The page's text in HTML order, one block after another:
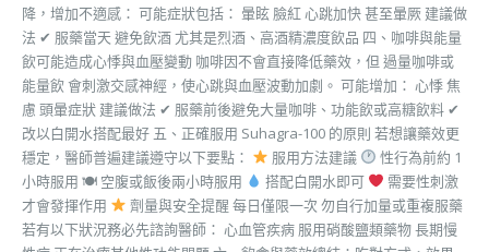
降，增加不適感： 可能症狀包括： 暈眩 臉紅 心跳加快 甚至暈厥 建議做
法 ✔ 服藥當天 避免飲酒 尤其是烈酒、高酒精濃度飲品 四、咖啡與能量
飲可能造成心悸與血壓變動 咖啡因不會直接降低藥效，但 過量咖啡或
能量飲 會刺激交感神經，使心跳與血壓波動加劇。 可能增加： 心悸 焦
慮 頭暈症狀 建議做法 ✔ 服藥前後避免大量咖啡、功能飲或高糖飲料 ✔
改以白開水搭配最好 五、正確服用 Suhagra-100 的原則 若想讓藥效更
穩定，醫師普遍建議遵守以下要點：
服用方法建議
性行為前約 1
小時服用 🍽 空腹或飯後兩小時服用
搭配白開水即可
需要性刺激
才會發揮作用
劑量與安全提醒 每日僅限一次 勿自行加量或重複服藥
若有以下狀況務必先諮詢醫師： 心血管疾病 服用硝酸鹽類藥物 長期慢